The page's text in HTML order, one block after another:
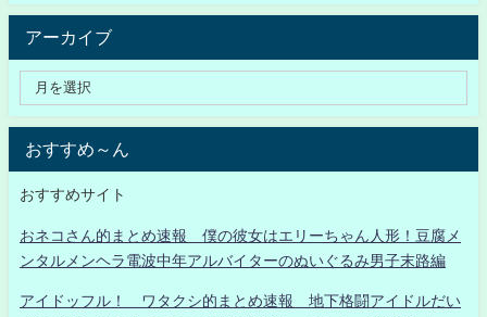
アーカイブ
おすすめ～ん
おすすめサイト
おネコさん的まとめ速報 僕の彼女はエリーちゃん人形！豆腐メ
ンタルメンヘラ電波中年アルバイターのぬいぐるみ男子末路編
アイドッフル！ ワタクシ的まとめ速報 地下格闘アイドルだい